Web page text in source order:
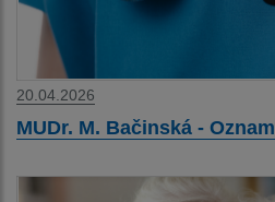
20.04.2026
MUDr. M. Bačinská - Oznam